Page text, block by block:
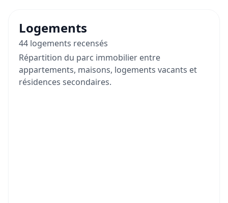
Logements
44 logements recensés
Répartition du parc immobilier entre
appartements, maisons, logements vacants et
résidences secondaires.